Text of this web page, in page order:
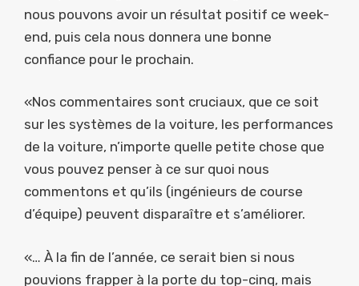
nous pouvons avoir un résultat positif ce week-
end, puis cela nous donnera une bonne
confiance pour le prochain.
«Nos commentaires sont cruciaux, que ce soit
sur les systèmes de la voiture, les performances
de la voiture, n’importe quelle petite chose que
vous pouvez penser à ce sur quoi nous
commentons et qu’ils (ingénieurs de course
d’équipe) peuvent disparaître et s’améliorer.
«… À la fin de l’année, ce serait bien si nous
pouvions frapper à la porte du top-cinq, mais